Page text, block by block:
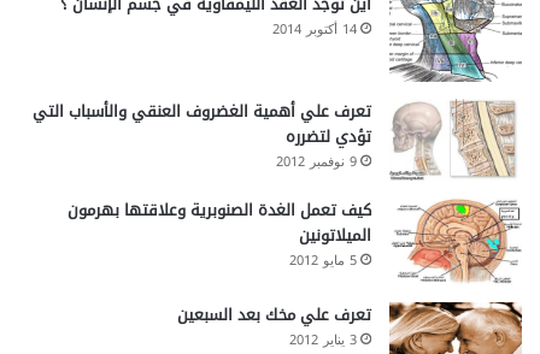
14 أكتوبر 2014
تعرف علي أهمية الغضروف العنقي والأسباب التي
تؤدي لتضرره
9 نوفمبر 2012
كيف تعمل الغدة الصنوبرية وعلاقتها بهرمون
الميلاتونين
5 مايو 2012
تعرف علي مخك بعد السبعين
3 يناير 2012